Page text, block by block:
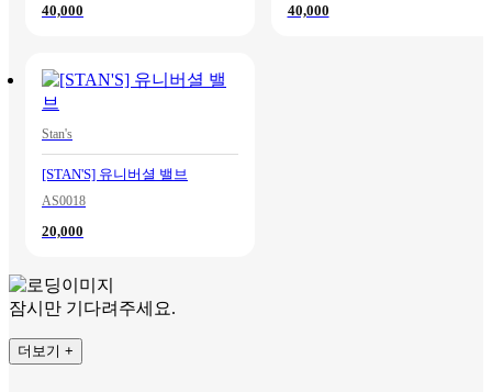
40,000 40,000
Stan's
[STAN'S] 유니버셜 밸브
AS0018
20,000
잠시만 기다려주세요.
더보기 +